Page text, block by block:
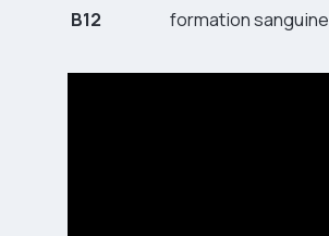
B12
formation sanguine